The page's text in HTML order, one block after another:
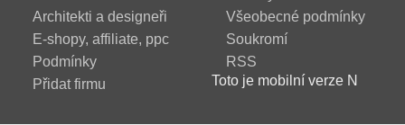
Architekti a designeři
E-shopy, affiliate, ppc
Podmínky
Přidat firmu
Všeobecné podmínky
Soukromí
RSS
Toto je mobilní verze N